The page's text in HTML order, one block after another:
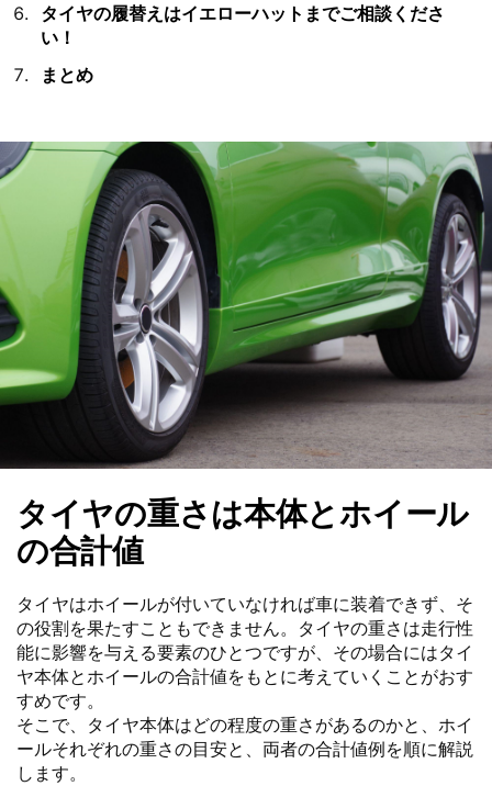
タイヤの履替えはイエローハットまでご相談くださ
い！
まとめ
タイヤの重さは本体とホイール
の合計値
タイヤはホイールが付いていなければ車に装着できず、そ
の役割を果たすこともできません。タイヤの重さは走行性
能に影響を与える要素のひとつですが、その場合にはタイ
ヤ本体とホイールの合計値をもとに考えていくことがおす
すめです。
そこで、タイヤ本体はどの程度の重さがあるのかと、ホイ
ールそれぞれの重さの目安と、両者の合計値例を順に解説
します。